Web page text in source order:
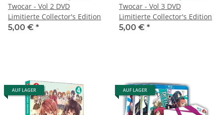
Twocar - Vol 2 DVD
Limitierte Collector's Edition
5,00 € *
Twocar - Vol 3 DVD
Limitierte Collector's Edition
5,00 € *
AUF LAGER AUF LAGER